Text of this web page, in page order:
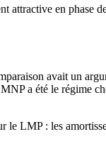
attractive en phase
avait un
a été le régime
le LMP : les